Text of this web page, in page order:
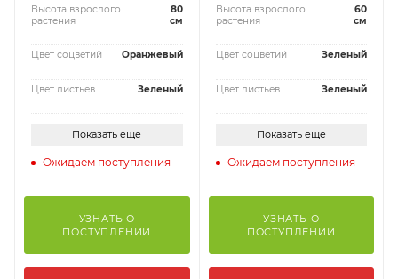
Высота взрослого
растения
80
см
Цвет соцветий Оранжевый
Цвет листьев Зеленый
Показать еще
Ожидаем поступления
УЗНАТЬ О
ПОСТУПЛЕНИИ
Высота взрослого
растения
60
см
Цвет соцветий Зеленый
Цвет листьев Зеленый
Показать еще
Ожидаем поступления
УЗНАТЬ О
ПОСТУПЛЕНИИ